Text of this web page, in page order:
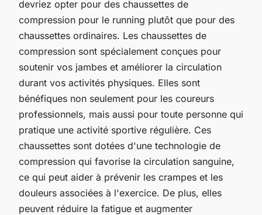
devriez opter pour des chaussettes de
compression pour le running plutôt que pour des
chaussettes ordinaires. Les chaussettes de
compression sont spécialement conçues pour
soutenir vos jambes et améliorer la circulation
durant vos activités physiques. Elles sont
bénéfiques non seulement pour les coureurs
professionnels, mais aussi pour toute personne qui
pratique une activité sportive régulière. Ces
chaussettes sont dotées d'une technologie de
compression qui favorise la circulation sanguine,
ce qui peut aider à prévenir les crampes et les
douleurs associées à l'exercice. De plus, elles
peuvent réduire la fatigue et augmenter